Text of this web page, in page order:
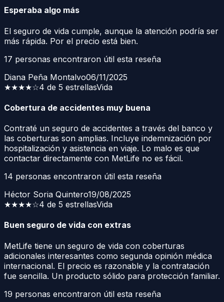
Esperaba algo más
El seguro de vida cumple, aunque la atención podría ser
más rápida. Por el precio está bien.
17 personas encontraron útil esta reseña
Diana Peña Montalvo06/11/2025
★★★★☆4 de 5 estrellasVida
Cobertura de accidentes muy buena
Contraté un seguro de accidentes a través del banco y
las coberturas son amplias. Incluye indemnización por
hospitalización y asistencia en viaje. Lo malo es que
contactar directamente con MetLife no es fácil.
14 personas encontraron útil esta reseña
Héctor Soria Quintero19/08/2025
★★★★☆4 de 5 estrellasVida
Buen seguro de vida con extras
MetLife tiene un seguro de vida con coberturas
adicionales interesantes como segunda opinión médica
internacional. El precio es razonable y la contratación
fue sencilla. Un producto sólido para protección familiar.
19 personas encontraron útil esta reseña